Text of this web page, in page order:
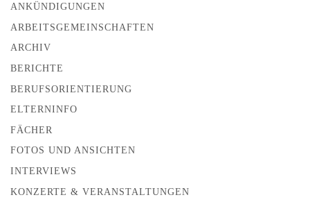
ANKÜNDIGUNGEN
ARBEITSGEMEINSCHAFTEN
ARCHIV
BERICHTE
BERUFSORIENTIERUNG
ELTERNINFO
FÄCHER
FOTOS UND ANSICHTEN
INTERVIEWS
KONZERTE & VERANSTALTUNGEN